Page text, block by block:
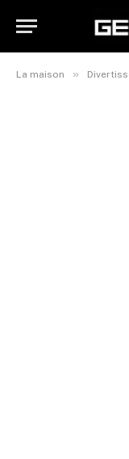
La maison »